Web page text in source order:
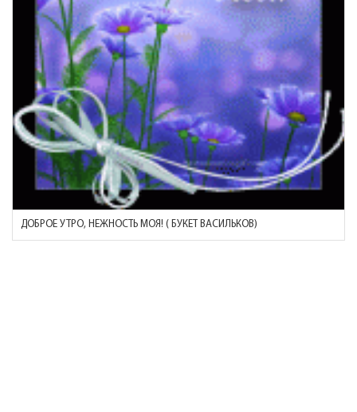
ДОБРОЕ УТРО, НЕЖНОСТЬ МОЯ! ( БУКЕТ ВАСИЛЬКОВ)